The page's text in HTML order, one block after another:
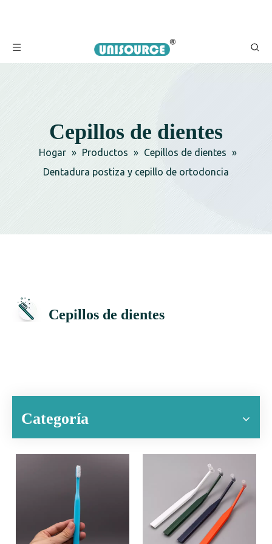
Cepillos de dientes
Hogar » Productos » Cepillos de dientes »
Dentadura postiza y cepillo de ortodoncia
Cepillos de dientes
Categoría